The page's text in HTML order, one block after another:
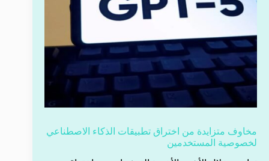
مخاوف متزايدة من اختراق تطبيقات الذكاء الاصطناعي
لخصوصية المستخدمين